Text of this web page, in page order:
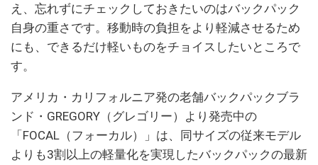
え、忘れずにチェックしておきたいのはバックパック
自身の重さです。移動時の負担をより軽減させるため
にも、できるだけ軽いものをチョイスしたいところで
す。
アメリカ・カリフォルニア発の老舗バックパックブラ
ンド・GREGORY（グレゴリー）より発売中の
「FOCAL（フォーカル）」は、同サイズの従来モデル
よりも3割以上の軽量化を実現したバックパックの最新